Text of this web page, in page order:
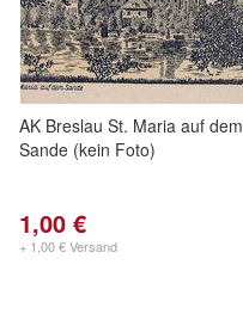
AK Breslau St. Maria auf dem
Sande (kein Foto)
1,00 €
+ 1,00 € Versand